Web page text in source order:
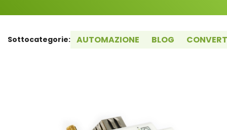
Sottocategorie: AUTOMAZIONE BLOG